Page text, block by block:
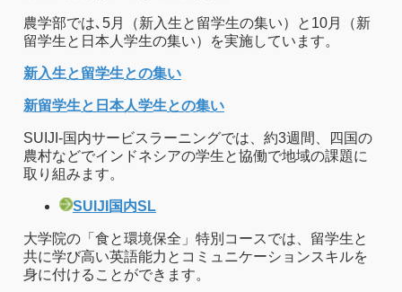
農学部では､5月（新入生と留学生の集い）と10月（新
留学生と日本人学生の集い）を実施しています。
新入生と留学生との集い
新留学生と日本人学生との集い
SUIJI-国内サービスラーニングでは、約3週間、四国の
農村などでインドネシアの学生と協働で地域の課題に
取り組みます。
SUIJI国内SL
大学院の「食と環境保全」特別コースでは、留学生と
共に学び高い英語能力とコミュニケーションスキルを
身に付けることができます。